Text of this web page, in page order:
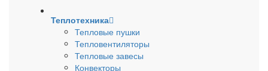
Теплотехника
Тепловые пушки
Тепловентиляторы
Тепловые завесы
Конвекторы